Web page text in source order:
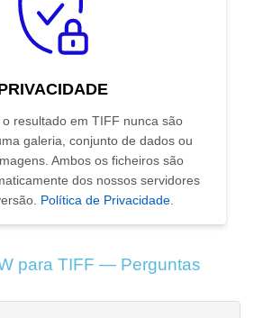
o resultado em TIFF nunca são
galeria, conjunto de dados ou
Ambos os ficheiros são
dos nossos servidores
Política de Privacidade.
para TIFF — Perguntas